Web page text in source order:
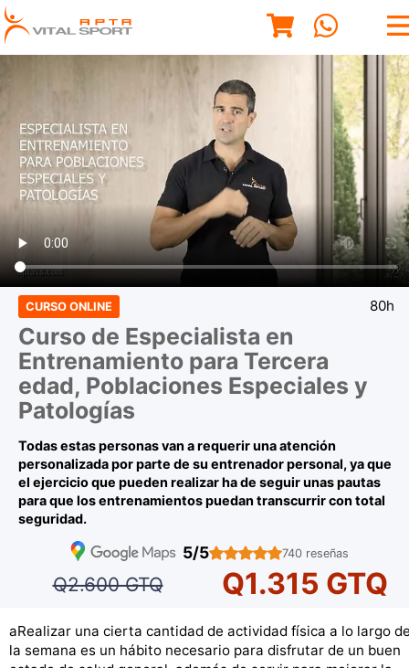
CURSO ONLINE 80h
Curso de Especialista en
Entrenamiento para Tercera
edad, Poblaciones Especiales y
Patologías
Todas estas personas van a requerir una atención
personalizada por parte de su entrenador personal, ya que
el ejercicio que pueden realizar ha de seguir unas pautas
para que los entrenamientos puedan transcurrir con total
seguridad.
5/5 740 reseñas
Q2.600 GTQ Q1.315 GTQ
aRealizar una cierta cantidad de actividad física a lo largo
la semana es un hábito necesario para disfrutar de un buen